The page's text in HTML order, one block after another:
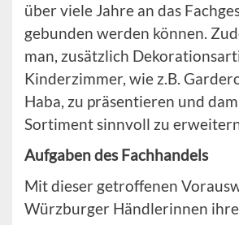
über viele Jahre an das
gebunden werden können.
man, zusätzlich
Kinderzimmer, wie z.B.
Haba, zu präsentieren und
Sortiment sinnvoll zu
Aufgaben des Fachhandels
Mit dieser getroffenen
Würzburger Händlerinnen